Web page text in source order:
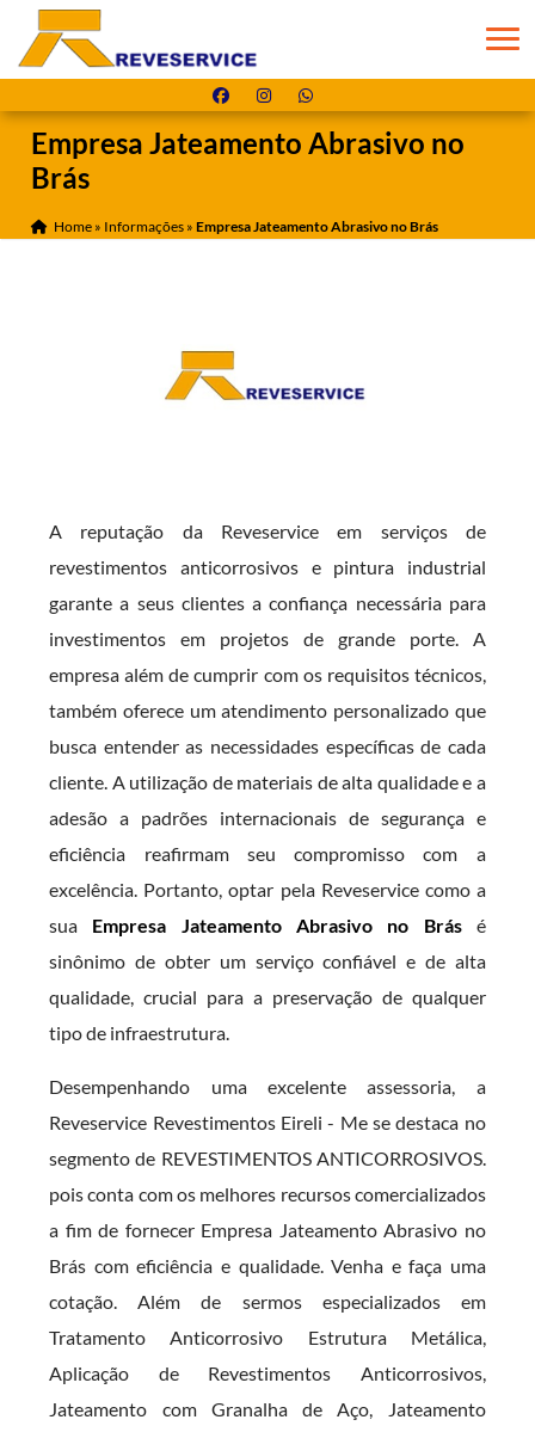
Empresa Jateamento Abrasivo no
Brás
Home » Informações »Empresa Jateamento Abrasivo no Brás
A reputação da Reveservice em serviços de
revestimentos anticorrosivos e pintura industrial
garante a seus clientes a confiança necessária para
investimentos em projetos de grande porte. A
empresa além de cumprir com os requisitos técnicos,
também oferece um atendimento personalizado que
busca entender as necessidades específicas de cada
cliente. A utilização de materiais de alta qualidade e a
adesão a padrões internacionais de segurança e
eficiência reafirmam seu compromisso com a
excelência. Portanto, optar pela Reveservice como a
sua Empresa Jateamento Abrasivo no Brás é
sinônimo de obter um serviço confiável e de alta
qualidade, crucial para a preservação de qualquer
tipo de infraestrutura.
Desempenhando uma excelente assessoria, a
Reveservice Revestimentos Eireli - Me se destaca no
segmento de REVESTIMENTOS ANTICORROSIVOS.
pois conta com os melhores recursos comercializados
a fim de fornecer Empresa Jateamento Abrasivo no
Brás com eficiência e qualidade. Venha e faça uma
cotação. Além de sermos especializados em
Tratamento Anticorrosivo Estrutura Metálica,
Aplicação de Revestimentos Anticorrosivos,
Jateamento com Granalha de Aço, Jateamento